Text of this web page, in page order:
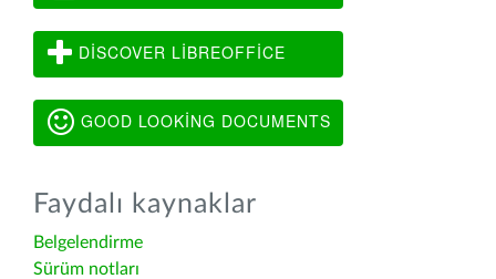
DISCOVER LIBREOFFICE
GOOD LOOKING DOCUMENTS
Faydalı kaynaklar
Belgelendirme
Sürüm notları